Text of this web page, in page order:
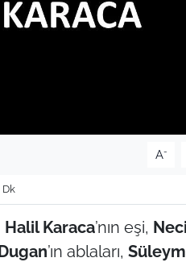
A-
Dk
Halil Karaca’nın eşi,
’ın ablaları,